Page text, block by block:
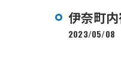
伊奈町
2023/05/08